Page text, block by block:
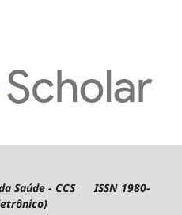
Saúde - CCS ISSN 1980-